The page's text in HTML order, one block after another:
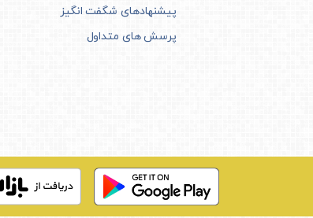
پیشنهادهای شگفت انگیز
پرسش های متداول